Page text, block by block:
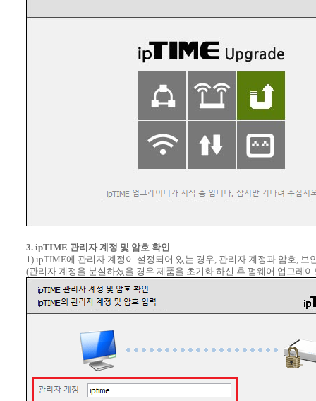
3. ipTIME 관리자 계정 및 암호 확인
1) ipTIME에 관리자 계정이 설정되어 있는 경우, 관리자 계정과 암호,
(관리자 계정을 분실하셨을 경우 제품을 초기화 하신 후 펌웨어 업그레